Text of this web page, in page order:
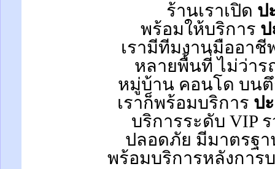
ร้านเราเปิด ป
พร้อมให้บริการ
เรามีทีมงานมืออา
หลายพื้นที่ ไม่ว่าร
หมู่บ้าน คอนโด บนตึ
เราก็พร้อมบริการ ป
บริการระดับ VIP
ปลอดภัย มีมาตรฐา
พร้อมบริการหลังการ